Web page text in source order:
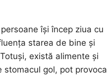
își încep ziua cu
starea de bine și
există alimente și
stomacul gol, pot provoca